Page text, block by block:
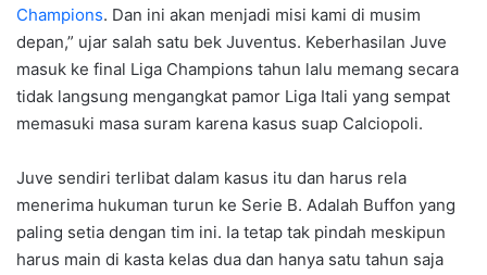
Champions. Dan ini akan menjadi misi kami di musim
depan,” ujar salah satu bek Juventus. Keberhasilan Juve
masuk ke final Liga Champions tahun lalu memang secara
tidak langsung mengangkat pamor Liga Itali yang sempat
memasuki masa suram karena kasus suap Calciopoli.
Juve sendiri terlibat dalam kasus itu dan harus rela
menerima hukuman turun ke Serie B. Adalah Buffon yang
paling setia dengan tim ini. Ia tetap tak pindah meskipun
harus main di kasta kelas dua dan hanya satu tahun saja